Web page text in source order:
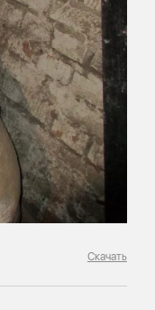
Скачать